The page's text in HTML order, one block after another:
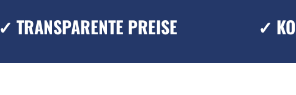
✓ TRANSPARENTE PREISE ✓